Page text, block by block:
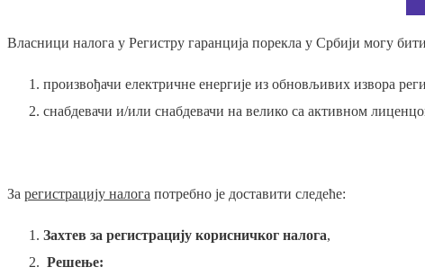
Власници налога у Регистру гаранција порекла у Србији могу
произвођачи електричне енергије из обновљивих извора
снабдевачи и/или снабдевачи на велико са активном
За регистрацију налога потребно је доставити следеће:
Захтев за регистрацију корисничког налога,
Решење: